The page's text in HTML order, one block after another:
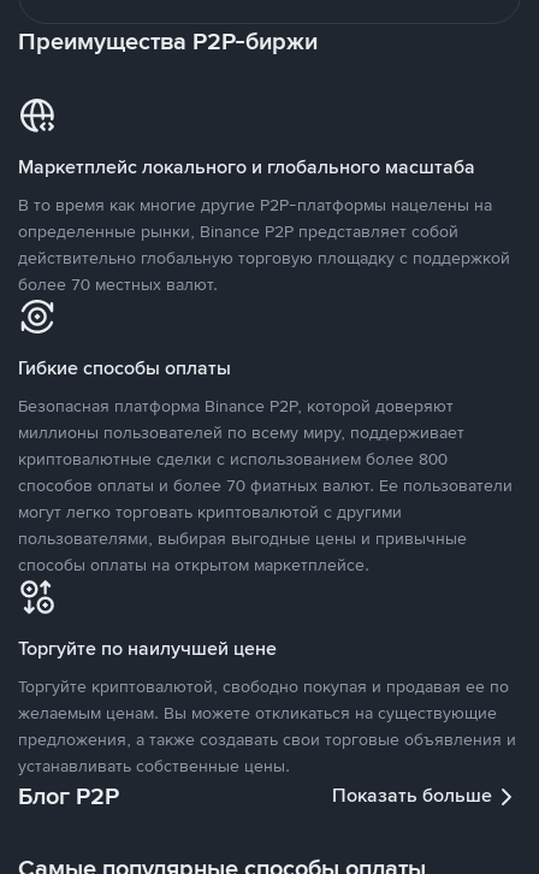
Преимущества P2P-биржи
Маркетплейс локального и глобального масштаба
В то время как многие другие P2P-платформы нацелены на
определенные рынки, Binance P2P представляет собой
действительно глобальную торговую площадку с поддержкой
более 70 местных валют.
Гибкие способы оплаты
Безопасная платформа Binance P2P, которой доверяют
миллионы пользователей по всему миру, поддерживает
криптовалютные сделки с использованием более 800
способов оплаты и более 70 фиатных валют. Ее пользователи
могут легко торговать криптовалютой с другими
пользователями, выбирая выгодные цены и привычные
способы оплаты на открытом маркетплейсе.
Торгуйте по наилучшей цене
Торгуйте криптовалютой, свободно покупая и продавая ее по
желаемым ценам. Вы можете откликаться на существующие
предложения, а также создавать свои торговые объявления и
устанавливать собственные цены.
Блог P2P Показать больше